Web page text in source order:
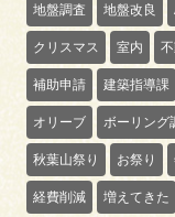
地盤調査 地盤改良
クリスマス 室内
補助申請 建築指導課
オリーブ ボーリング
秋葉山祭り お祭り
経費削減 増えてきた